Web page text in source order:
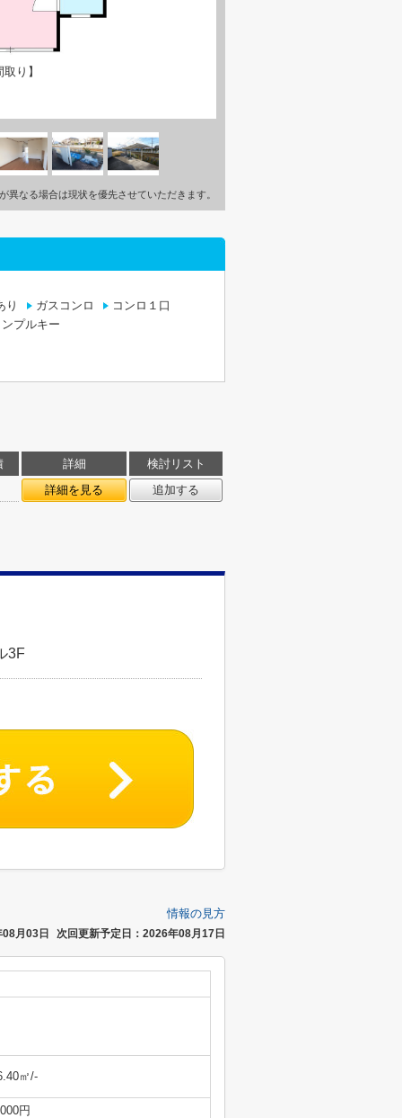
り】
なる場合は現状を優先させていただきます。
り ガスコンロ
コンロ１口
プルキー
詳細
検討リスト
詳細を見る
追加する
3F
情報の見方
月03日 次回更新予定日：2026年08月17日
㎡/-
円